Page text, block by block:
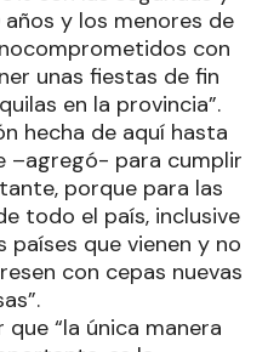
y los menores de
con
unas fiestas de fin
en la provincia”.
hecha de aquí hasta
–agregó- para cumplir
porque para las
todo el país, inclusive
países que vienen y no
con cepas nuevas
“la única manera